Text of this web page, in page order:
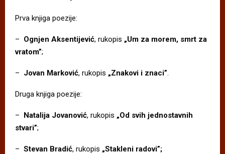
Prva knjiga poezije:
– Ognjen Aksentijević, rukopis „Um za morem, smrt za
vratom”;
– Jovan Marković, rukopis „Znakovi i znaci”
Druga knjiga poezije:
– Natalija Jovanović, rukopis „Od svih jednostavnih
stvari”;
– Stevan Bradić, rukopis „Stakleni radovi”;